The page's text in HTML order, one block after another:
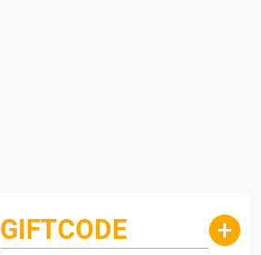
GIFTCODE +